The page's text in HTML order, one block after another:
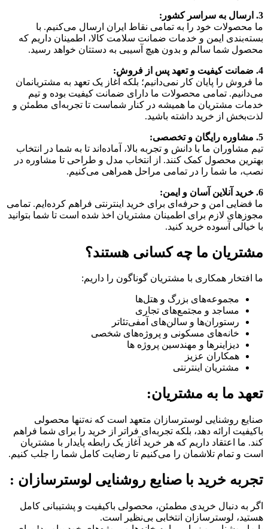
3. ارسال به سراسر کشور:
ما محصولات خود را به تمامی نقاط ایران ارسال می‌کنیم. با
بسته‌بندی ایمن و خدمات ضمانت سلامت کالا، اطمینان داریم که
محصول شما سالم و بدون هیچ آسیبی به دستتان خواهد رسید.
4. ضمانت کیفیت و تعهد پس از فروش:
ما فروش را پایان کار نمی‌دانیم؛ بلکه آغاز یک تعهد به مشتریانمان
می‌دانیم. تمامی محصولات ما دارای ضمانت کیفیت بوده و تیم
خدمات مشتریان ما همیشه در کنار شماست تا تجربه‌ای مطمئن و
لذت‌بخش از خرید داشته باشید.
5. مشاوره رایگان و تخصصی:
تیم مشاوران ما با دانش و تجربه بالا، آماده‌اند تا به شما در انتخاب
بهترین محصول کمک کنند. از انتخاب مدل و طراحی تا مشاوره در
نصب، ما شما را در تمامی مراحل همراهی می‌کنیم.
6. خرید آنلاین آسان و ایمن:
ما فضایی امن و حرفه‌ای برای خرید اینترنتی فراهم کرده‌ایم. تمامی
مجوزهای لازم برای اطمینان مشتریان اخذ شده است تا شما بتوانید
با خیالی آسوده خرید کنید.
مشتریان ما چه کسانی هستند؟
ما افتخار همکاری با مشتریان گوناگون را داریم:
مجموعه‌های بزرگ و هتل‌ها
مساجد و مجتمع‌های تجاری
رستوران‌ها و سالن‌های آمفی‌تئاتر
خانه‌های مسکونی و پروژه‌های شخصی
دیزاینرها و مهندسین پروژه ها
همکاران عزیز
مشتریان اینترنتی
تعهد ما به مشتریان:
صنایع روشنایی لوسترسازان متعهد است که نه‌تنها محصولی
باکیفیت ارائه دهد، بلکه تجربه‌ای فراتر از خرید را برای شما فراهم
کند. ما اعتقاد داریم که هر خرید آغاز یک رابطه پایدار با مشتریان
است و تمام تلاشمان را می‌کنیم تا رضایت کامل شما را جلب کنیم.
تجربه خرید با صنایع روشنایی لوسترسازان :
اگر به دنبال خریدی مطمئن، محصولی باکیفیت و پشتیبانی کامل
هستید، لوسترسازان انتخابی بی‌نظیر است.